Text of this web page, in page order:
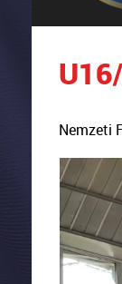
Nemzeti